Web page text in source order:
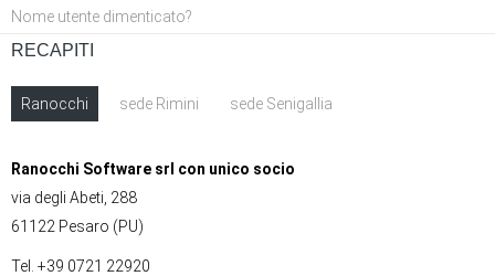
Nome utente dimenticato?
RECAPITI
Ranocchi sede Rimini sede Senigallia
Ranocchi Software srl con unico socio
via degli Abeti, 288
61122 Pesaro (PU)
Tel. +39 0721 22920